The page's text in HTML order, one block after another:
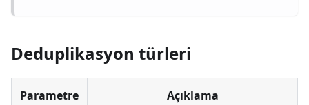
Deduplikasyon türleri
Parametre Açıklama